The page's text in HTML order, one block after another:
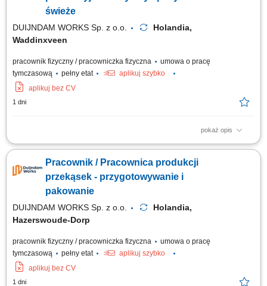
kontroli jakości oraz pakowania...
świeże
DUIJNDAM WORKS Sp. z o.o.
Holandia,
Waddinxveen
pracownik fizyczny / pracowniczka fizyczna
umowa o pracę
tymczasową
pełny etat
aplikuj szybko
aplikuj bez CV
1 dni
pokaż opis
Zadania Ocena jakościowa dostarczanych warzyw i owoców oraz ich
opakowaniach docelowych; Prace magazynowe związane z układaniem
palet oraz pojemników z towarem; Współpraca w zespole przy
realizowaniu dziennych planów wysyłkowych;
Pracownik / Pracownica produkcji
przekąsek - przygotowywanie i
pakowanie
DUIJNDAM WORKS Sp. z o.o.
Holandia,
Hazerswoude-Dorp
pracownik fizyczny / pracowniczka fizyczna
umowa o pracę
tymczasową
pełny etat
aplikuj szybko
aplikuj bez CV
1 dni